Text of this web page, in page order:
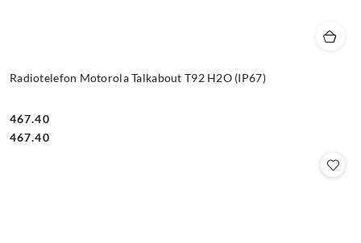
Radiotelefon Motorola Talkabout T92 H2O (IP67)
Cena:
467.40
Cena:
467.40